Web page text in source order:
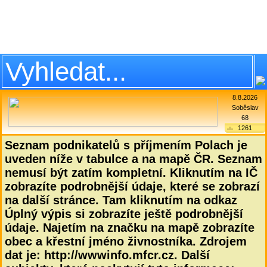
8.8.2026
Soběslav
68
1261
Seznam podnikatelů s příjmením Polach je
uveden níže v tabulce a na mapě ČR. Seznam
nemusí být zatím kompletní. Kliknutím na IČ
zobrazíte podrobnější údaje, které se zobrazí
na další stránce. Tam kliknutím na odkaz
Úplný výpis si zobrazíte ještě podrobnější
údaje. Najetím na značku na mapě zobrazíte
obec a křestní jméno živnostníka. Zdrojem
dat je: http://wwwinfo.mfcr.cz. Další